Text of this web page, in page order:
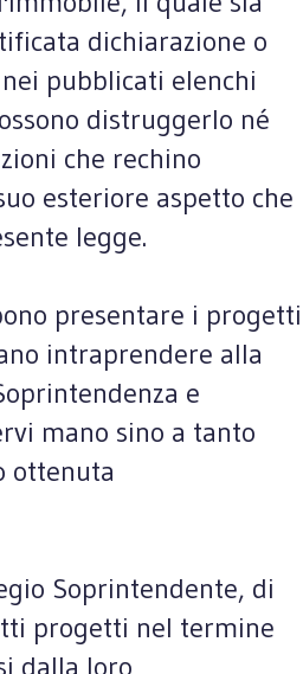
dichiarazione o
pubblicati elenchi
distruggerlo né
che rechino
esteriore aspetto che
legge.
presentare i progetti
intraprendere alla
e
mano sino a tanto
ottenuta
Soprintendente, di
progetti nel termine
dalla loro